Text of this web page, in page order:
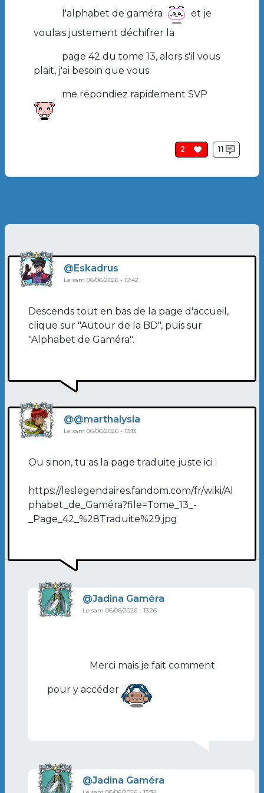
Image
Créer un nouveau compte
2 11
l'alphabet de gaméra
et je
voulais justement déchifrer la
page 42 du tome 13, alors s'il vous
plait, j'ai besoin que vous
me répondiez rapidement SVP
Image de profil
Eskadrus
Le sam 06/06/2026 - 12:42
Descends tout en bas de la page d'accueil,
clique sur "Autour de la BD", puis sur
"Alphabet de Gaméra".
Image de profil
@marthalysia
Le sam 06/06/2026 - 13:13
Ou sinon, tu as la page traduite juste ici :
https://leslegendaires.fandom.com/fr/wiki/Al
phabet_de_Gaméra?file=Tome_13_-
_Page_42_%28Traduite%29.jpg
Image de profil
Jadina Gaméra
Le sam 06/06/2026 - 13:26
Merci mais je fait comment
pour y accéder
Image de profil
Jadina Gaméra